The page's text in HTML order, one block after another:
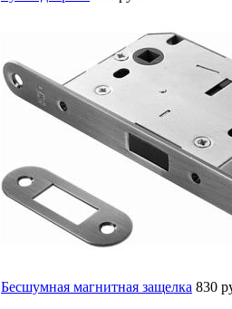
Бесшумная магнитная защелка 830